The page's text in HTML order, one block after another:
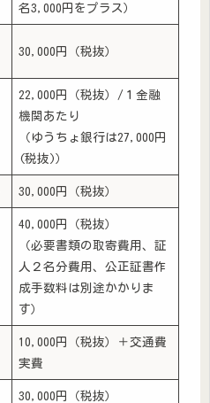
名3,000円をプラス）
30,000円（税抜）
22,000円（税抜）/１金融
機関あたり
（ゆうちょ銀行は27,000円
(税抜)）
30,000円（税抜）
40,000円（税抜）
（必要書類の取寄費用、証
人２名分費用、公正証書作
成手数料は別途かかりま
す）
10,000円（税抜）＋交通費
実費
30,000円（税抜）